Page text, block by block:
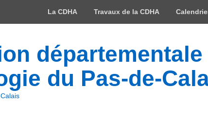
La CDHA Travaux de la CDHA
du Pas-de-